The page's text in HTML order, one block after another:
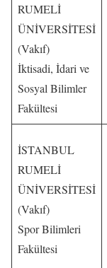
RUMELİ
ÜNİVERSİTESİ
(Vakıf)
İktisadi, İdari ve
Sosyal Bilimler
Fakültesi
İSTANBUL
RUMELİ
ÜNİVERSİTESİ
(Vakıf)
Spor Bilimleri
Fakültesi